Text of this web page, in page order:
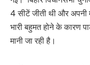
4 सीटें जीती थी और अपनी
भारी बहुमत होने के कारण
मानी जा रही है।